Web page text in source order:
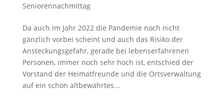
Seniorennachmittag
Da auch im Jahr 2022 die Pandemie noch nicht
gänzlich vorbei scheint und auch das Risiko der
Ansteckungsgefahr, gerade bei lebenserfahrenen
Personen, immer noch sehr hoch ist, entschied der
Vorstand der Heimatfreunde und die Ortsverwaltung
auf ein schon altbewährtes...